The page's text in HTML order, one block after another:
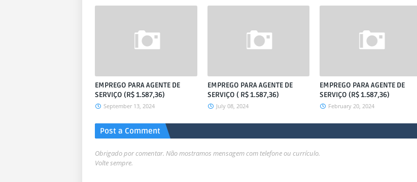
EMPREGO PARA AGENTE DE
SERVIÇO (R$ 1.587,36)
September 13, 2024
EMPREGO PARA AGENTE DE
SERVIÇO ( R$ 1.587,36)
July 08, 2024
EMPREGO PARA AGENTE DE
SERVIÇO (R$ 1.587,36)
February 20, 2024
Post a Comment
Obrigado por comentar. Não mostramos mensagem com telefone ou currículo.
Volte sempre.